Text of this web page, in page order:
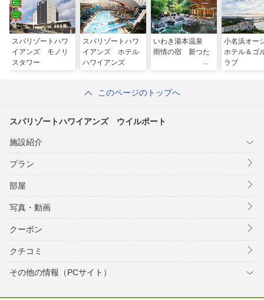
スパリゾートハワ
イアンズ モノリ
スタワー
スパリゾートハワ
イアンズ ホテル
ハワイアンズ
いわき湯本温泉
雨情の宿 新つた
小名浜オー
ホテル＆ゴ
ラブ
このページのトップへ
スパリゾートハワイアンズ ウイルポート
施設紹介
プラン
部屋
写真・動画
クーポン
クチコミ
その他の情報（PCサイト）